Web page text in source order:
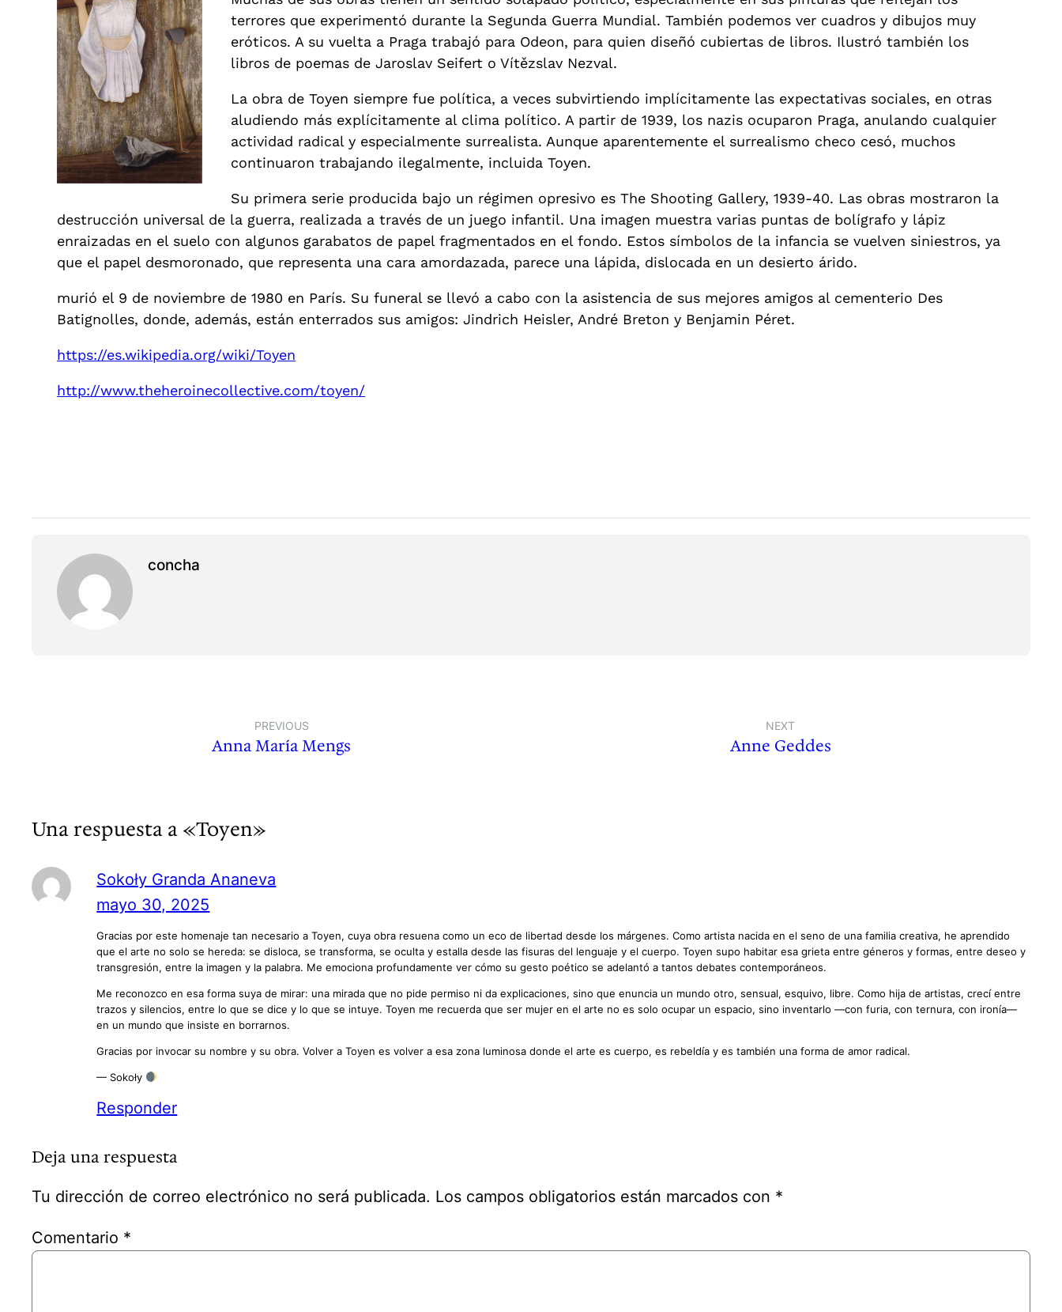
terrores que experimentó durante la Segunda Guerra Mundial. También podemos ver cuadros y dibujos muy
eróticos. A su vuelta a Praga trabajó para Odeon, para quien diseñó cubiertas de libros. Ilustró también los
libros de poemas de Jaroslav Seifert o Vítězslav Nezval.
La obra de Toyen siempre fue política, a veces subvirtiendo implícitamente las expectativas sociales, en otras
aludiendo más explícitamente al clima político. A partir de 1939, los nazis ocuparon Praga, anulando cualquier
actividad radical y especialmente surrealista. Aunque aparentemente el surrealismo checo cesó, muchos
continuaron trabajando ilegalmente, incluida Toyen.
Su primera serie producida bajo un régimen opresivo es The Shooting Gallery, 1939-40. Las obras mostraron la
destrucción universal de la guerra, realizada a través de un juego infantil. Una imagen muestra varias puntas de bolígrafo y lápiz
enraizadas en el suelo con algunos garabatos de papel fragmentados en el fondo. Estos símbolos de la infancia se vuelven siniestros, ya
que el papel desmoronado, que representa una cara amordazada, parece una lápida, dislocada en un desierto árido.
murió el 9 de noviembre de 1980 en París. Su funeral se llevó a cabo con la asistencia de sus mejores amigos al cementerio Des
Batignolles, donde, además, están enterrados sus amigos: Jindrich Heisler, André Breton y Benjamin Péret.
https://es.wikipedia.org/wiki/Toyen
http://www.theheroinecollective.com/toyen/
concha
PREVIOUS
Anna María Mengs
NEXT
Anne Geddes
Una respuesta a «Toyen»
Sokoły Granda Ananeva
mayo 30, 2025
Gracias por este homenaje tan necesario a Toyen, cuya obra resuena como un eco de libertad desde los márgenes. Como artista nacida en el seno de una familia creativa, he aprendido
que el arte no solo se hereda: se disloca, se transforma, se oculta y estalla desde las fisuras del lenguaje y el cuerpo. Toyen supo habitar esa grieta entre géneros y formas, entre deseo y
transgresión, entre la imagen y la palabra. Me emociona profundamente ver cómo su gesto poético se adelantó a tantos debates contemporáneos.
Me reconozco en esa forma suya de mirar: una mirada que no pide permiso ni da explicaciones, sino que enuncia un mundo otro, sensual, esquivo, libre. Como hija de artistas, crecí entre
trazos y silencios, entre lo que se dice y lo que se intuye. Toyen me recuerda que ser mujer en el arte no es solo ocupar un espacio, sino inventarlo —con furia, con ternura, con ironía—
en un mundo que insiste en borrarnos.
Gracias por invocar su nombre y su obra. Volver a Toyen es volver a esa zona luminosa donde el arte es cuerpo, es rebeldía y es también una forma de amor radical.
— Sokoły
Responder
Deja una respuesta
Tu dirección de correo electrónico no será publicada. Los campos obligatorios están marcados con *
Comentario *